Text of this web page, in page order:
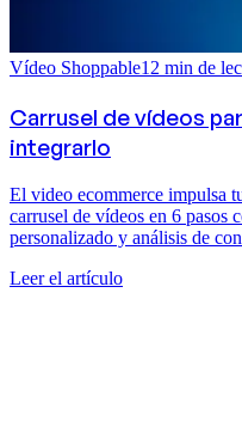
Vídeo Shoppable12 min de
Carrusel de vídeos
integrarlo
El video ecommerce impulsa
carrusel de vídeos en 6 pasos
personalizado y análisis de
Leer el artículo